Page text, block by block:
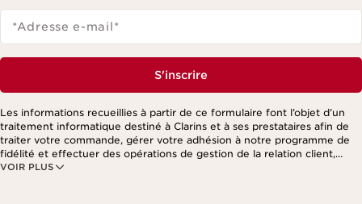
*Adresse e-mail*
S'inscrire
VOIR PLUS
Les informations recueillies à partir de ce formulaire font l’objet d’un
traitement informatique destiné à Clarins et à ses prestataires afin de
traiter votre commande, gérer votre adhésion à notre programme de
fidélité et effectuer des opérations de gestion de la relation client,
notamment pour vous adresser des offres personnalisées en fonction